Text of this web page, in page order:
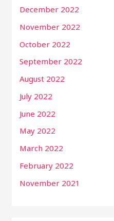
December 2022
November 2022
October 2022
September 2022
August 2022
July 2022
June 2022
May 2022
March 2022
February 2022
November 2021